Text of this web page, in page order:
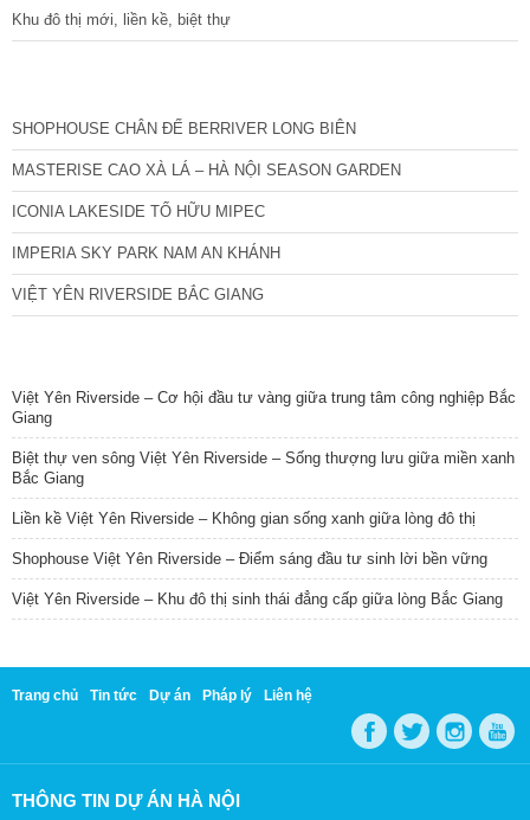
Khu đô thị mới, liền kề, biệt thự
SHOPHOUSE CHÂN ĐẾ BERRIVER LONG BIÊN
MASTERISE CAO XÀ LÁ – HÀ NỘI SEASON GARDEN
ICONIA LAKESIDE TỐ HỮU MIPEC
IMPERIA SKY PARK NAM AN KHÁNH
VIỆT YÊN RIVERSIDE BẮC GIANG
Việt Yên Riverside – Cơ hội đầu tư vàng giữa trung tâm công nghiệp Bắc
Giang
Biệt thự ven sông Việt Yên Riverside – Sống thượng lưu giữa miền xanh
Bắc Giang
Liền kề Việt Yên Riverside – Không gian sống xanh giữa lòng đô thị
Shophouse Việt Yên Riverside – Điểm sáng đầu tư sinh lời bền vững
Việt Yên Riverside – Khu đô thị sinh thái đẳng cấp giữa lòng Bắc Giang
Trang chủ Tin tức Dự án Pháp lý Liên hệ
THÔNG TIN DỰ ÁN HÀ NỘI